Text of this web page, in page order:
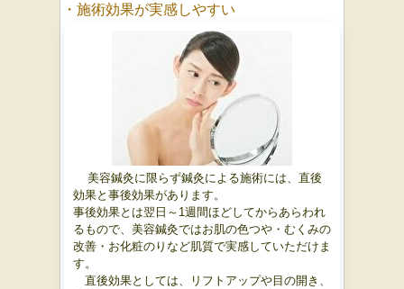
・施術効果が実感しやすい
美容鍼灸に限らず鍼灸による施術には、直後
効果と事後効果があります。
事後効果とは翌日～1週間ほどしてからあらわれ
るもので、美容鍼灸ではお肌の色つや・むくみの
改善・お化粧のりなど肌質で実感していただけま
す。
直後効果としては、リフトアップや目の開き、